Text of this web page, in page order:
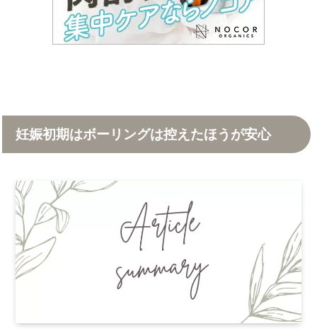
妊娠初期はボーリングは控えたほうが安心